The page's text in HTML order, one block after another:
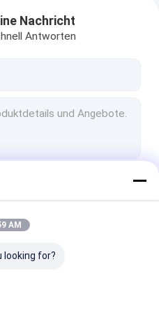
Nachricht
Antworten
AM
looking for?